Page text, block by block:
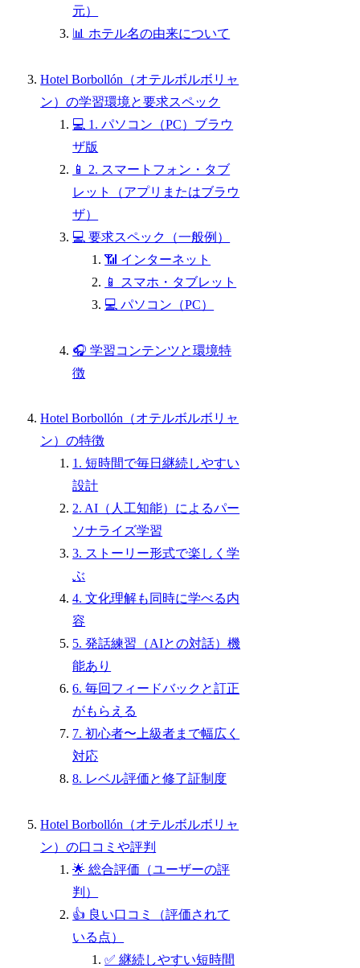
元）
📊 ホテル名の由来について
Hotel Borbollón（オテルボルボリャ
ン）の学習環境と要求スペック
💻 1. パソコン（PC）ブラウ
ザ版
📱 2. スマートフォン・タブ
レット（アプリまたはブラウ
ザ）
💻 要求スペック（一般例）
📶 インターネット
📱 スマホ・タブレット
💻 パソコン（PC）
🎧 学習コンテンツと環境特
徴
Hotel Borbollón（オテルボルボリャ
ン）の特徴
1. 短時間で毎日継続しやすい
設計
2. AI（人工知能）によるパー
ソナライズ学習
3. ストーリー形式で楽しく学
ぶ
4. 文化理解も同時に学べる内
容
5. 発話練習（AIとの対話）機
能あり
6. 毎回フィードバックと訂正
がもらえる
7. 初心者〜上級者まで幅広く
対応
8. レベル評価と修了証制度
Hotel Borbollón（オテルボルボリャ
ン）の口コミや評判
🌟 総合評価（ユーザーの評
判）
👍 良い口コミ（評価されて
いる点）
✅ 継続しやすい短時間